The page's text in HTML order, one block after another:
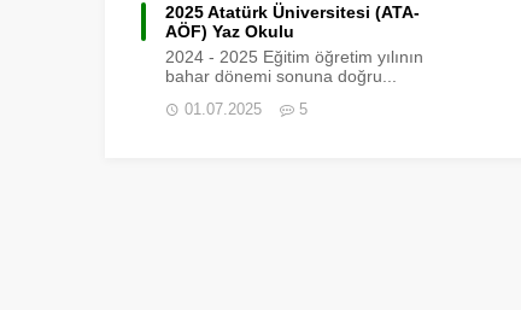
2025 Atatürk Üniversitesi (ATA-
AÖF) Yaz Okulu
2024 - 2025 Eğitim öğretim yılının
bahar dönemi sonuna doğru...
01.07.2025 5